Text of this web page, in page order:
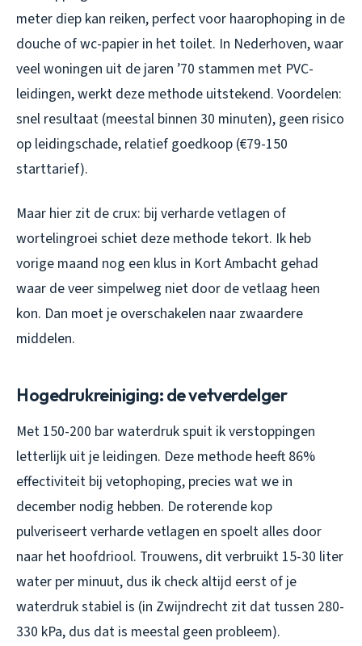
meter diep kan reiken, perfect voor haarophoping in de
douche of wc-papier in het toilet. In Nederhoven, waar
veel woningen uit de jaren ’70 stammen met PVC-
leidingen, werkt deze methode uitstekend. Voordelen:
snel resultaat (meestal binnen 30 minuten), geen risico
op leidingschade, relatief goedkoop (€79-150
starttarief).
Maar hier zit de crux: bij verharde vetlagen of
wortelingroei schiet deze methode tekort. Ik heb
vorige maand nog een klus in Kort Ambacht gehad
waar de veer simpelweg niet door de vetlaag heen
kon. Dan moet je overschakelen naar zwaardere
middelen.
Hogedrukreiniging: de vetverdelger
Met 150-200 bar waterdruk spuit ik verstoppingen
letterlijk uit je leidingen. Deze methode heeft 86%
effectiviteit bij vetophoping, precies wat we in
december nodig hebben. De roterende kop
pulveriseert verharde vetlagen en spoelt alles door
naar het hoofdriool. Trouwens, dit verbruikt 15-30 liter
water per minuut, dus ik check altijd eerst of je
waterdruk stabiel is (in Zwijndrecht zit dat tussen 280-
330 kPa, dus dat is meestal geen probleem).